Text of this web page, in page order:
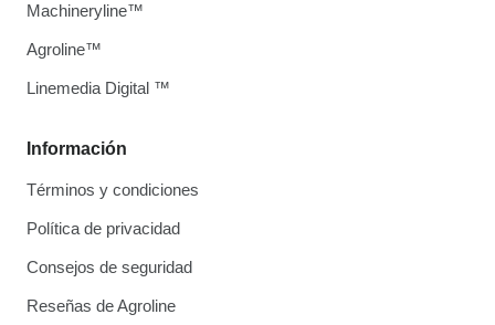
Información
Términos y condiciones
Política de privacidad
Consejos de seguridad
Reseñas de Agroline
Machineryline™
Agroline™
Linemedia Digital ™